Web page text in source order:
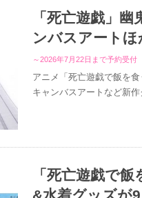
「死亡遊戯」
ンバスアートほ
～2026年7月22日まで予約受付
アニメ「死亡遊戯で飯を
キャンバスアートなど新作
「死亡遊戯で
&水着グッズが